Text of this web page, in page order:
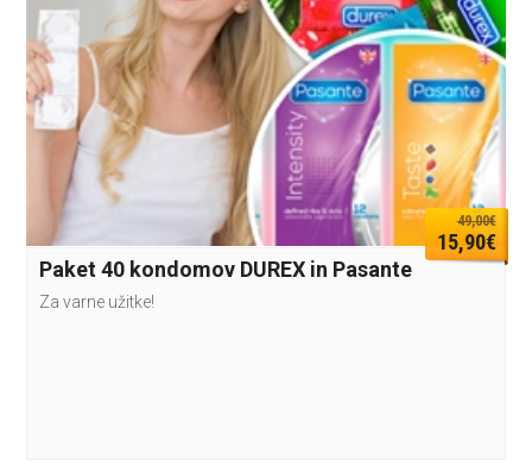
49,00€
15,90€
Paket 40 kondomov DUREX in Pasante
Za varne užitke!